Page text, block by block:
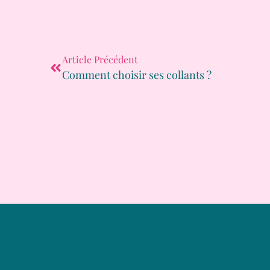
Article Précédent
Comment choisir ses collants ?